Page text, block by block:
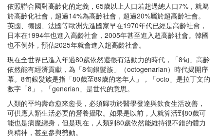
依照聯合國對高齡化的定義，65歲以上人口若超過總人口7%，就屬
於高齡化社會，超過14%為高齡社會，超過20%屬於超高齡社會。
英國、德國、法國等歐洲先進國家早在1970年代已經是高齡社會，
日本在1994年也進入高齡社會，2005年甚至進入超高齡社會。韓國
也不例外，預估2025年就會進入超高齡社會。
現在全世界已進入年過80歲依然還很有活動力的時代，「8旬」高齡
依然能有經濟貢獻，為「8旬銀髮族」（octogenarian）時代揭開序
幕。8旬銀髮族是指「80歲至89歲的老年人」，「octo」是拉丁文的
數字「8」，「generian」是世代的意思。
人類的平均壽命愈來愈長，必須歸功於醫學發達與飲食生活改善，
可供應人類生活必要的營養攝取。如果是以前，人就算活到80歲可
能也是病魔纏身，但是現在，人類到80歲依然能維持很不錯的體力
與精神，甚至參與勞動。